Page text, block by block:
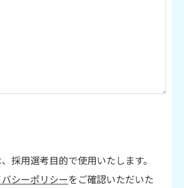
採用選考目的で使用いたします。
シーポリシーをご確認いただいた